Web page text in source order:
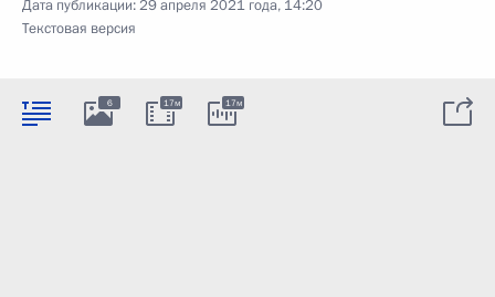
Дата публикации:29 апреля 2021 года, 14:20
Текстовая версия
6 17м 17м